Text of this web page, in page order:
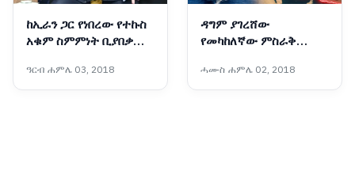
ከኢራን ጋር የነበረው የተኩስ
አቁም ስምምነት ቢያበቃም
ትወያያለች፦ ፕሬዝዳንት
ትራምፕ
ዓርብ ሐምሌ 03, 2018
ዳግም ያገረሸው
የመካከለኛው ምስራቅ
ሓሙስ ሐምሌ 02, 2018